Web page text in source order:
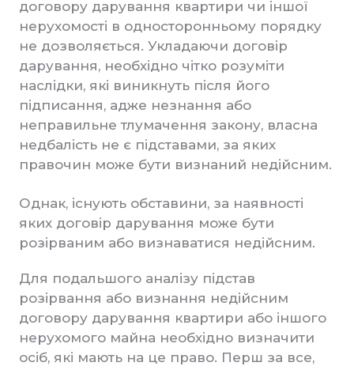
договору дарування квартири чи іншої
нерухомості в односторонньому порядку
не дозволяється. Укладаючи договір
дарування, необхідно чітко розуміти
наслідки, які виникнуть після його
підписання, адже незнання або
неправильне тлумачення закону, власна
недбалість не є підставами, за яких
правочин може бути визнаний недійсним.
Однак, існують обставини, за наявності
яких договір дарування може бути
розірваним або визнаватися недійсним.
Для подальшого аналізу підстав
розірвання або визнання недійсним
договору дарування квартири або іншого
нерухомого майна необхідно визначити
осіб, які мають на це право. Перш за все,